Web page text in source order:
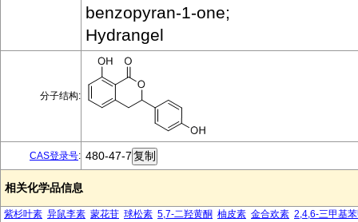
benzopyran-1-one;
Hydrangel
分子结构:
CAS登录号: 480-47-7
相关化学品信息
紫杉叶素 异鼠李素 蒙花苷 球松素 5,7-二羟黄酮 柚皮素 金合欢素 2,4,6-三甲基